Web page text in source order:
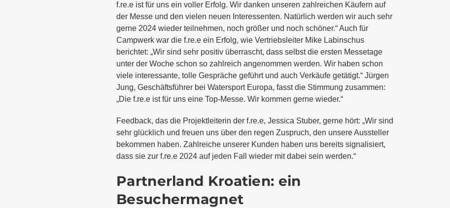
f.re.e ist für uns ein voller Erfolg. Wir danken unseren zahlreichen Käufern auf
der Messe und den vielen neuen Interessenten. Natürlich werden wir auch sehr
gerne 2024 wieder teilnehmen, noch größer und noch schöner.“ Auch für
Campwerk war die f.re.e ein Erfolg, wie Vertriebsleiter Mike Labinschus
berichtet: „Wir sind sehr positiv überrascht, dass selbst die ersten Messetage
unter der Woche schon so zahlreich angenommen werden. Wir haben schon
viele interessante, tolle Gespräche geführt und auch Verkäufe getätigt.“ Jürgen
Jung, Geschäftsführer bei Watersport Europa, fasst die Stimmung zusammen:
„Die f.re.e ist für uns eine Top-Messe. Wir kommen gerne wieder.“
Feedback, das die Projektleiterin der f.re.e, Jessica Stuber, gerne hört: „Wir sind
sehr glücklich und freuen uns über den regen Zuspruch, den unsere Aussteller
bekommen haben. Zahlreiche unserer Kunden haben uns bereits signalisiert,
dass sie zur f.re.e 2024 auf jeden Fall wieder mit dabei sein werden.“
Partnerland Kroatien: ein
Besuchermagnet